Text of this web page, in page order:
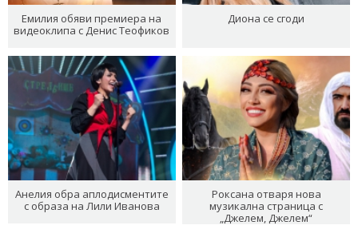
Емилия обяви премиера на
видеоклипа с Денис Теофиков
Диона се сгоди
Анелия обра аплодисментите
с образа на Лили Иванова
Роксана отваря нова
музикална страница с
„Джелем, Джелем“